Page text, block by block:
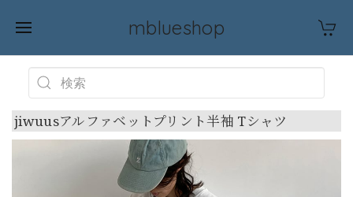
mblueshop
jiwuusアルファベットプリント半袖 Tシャツ